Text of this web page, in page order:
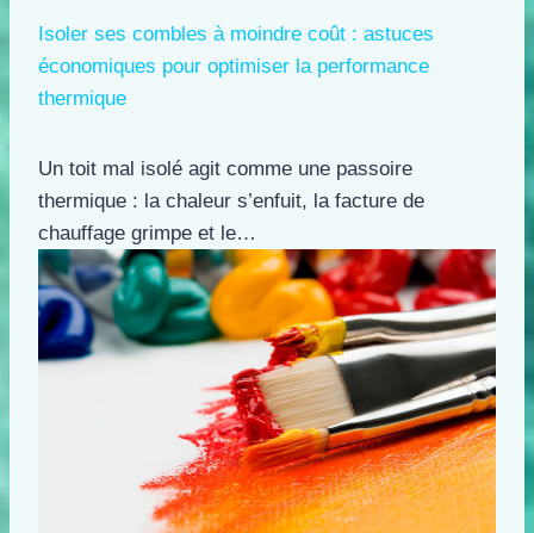
Isoler ses combles à moindre coût : astuces
économiques pour optimiser la performance
thermique
Un toit mal isolé agit comme une passoire
thermique : la chaleur s’enfuit, la facture de
chauffage grimpe et le…